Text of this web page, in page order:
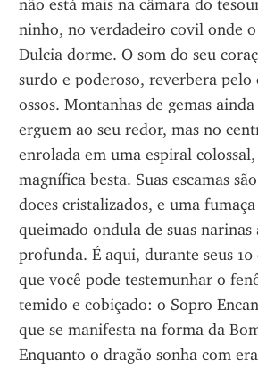
não está mais na câmara do
ninho, no verdadeiro covil onde o
Dulcia dorme. O som do seu
surdo e poderoso, reverbera pelo
ossos. Montanhas de gemas
erguem ao seu redor, mas no
enrolada em uma espiral
magnífica besta. Suas escamas
doces cristalizados, e uma
queimado ondula de suas narinas
profunda. É aqui, durante seus
que você pode testemunhar o
temido e cobiçado: o Sopro
que se manifesta na forma da
Enquanto o dragão sonha com